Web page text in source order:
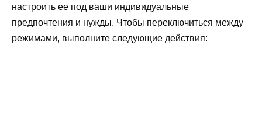
настроить ее под ваши индивидуальные
предпочтения и нужды. Чтобы переключиться между
режимами, выполните следующие действия: